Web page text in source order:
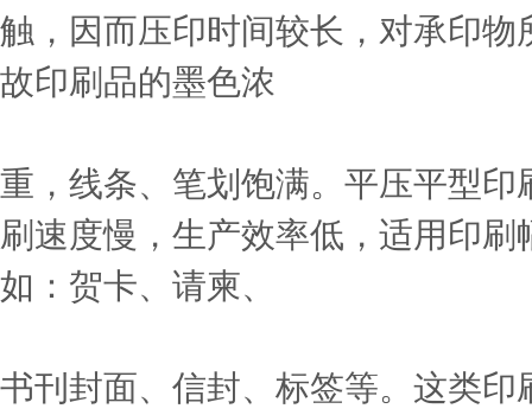
触，因而压印时间较长，对承印物
故印刷品的墨色浓
重，线条、笔划饱满。平压平型印
刷速度慢，生产效率低，适用印刷
如：贺卡、请柬、
书刊封面、信封、标签等。这类印